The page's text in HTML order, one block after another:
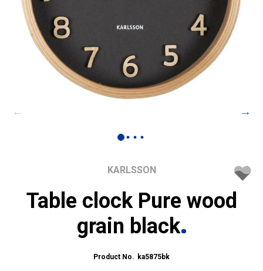
KARLSSON
Table clock Pure wood
grain black
ka5875bk